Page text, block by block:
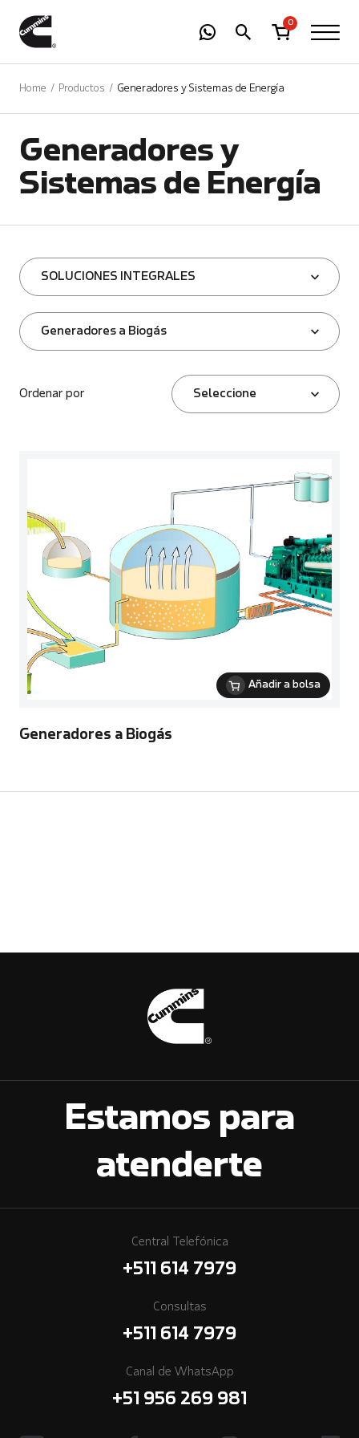
0
Home Productos Generadores y Sistemas de Energía
Generadores y
Sistemas de Energía
SOLUCIONES INTEGRALES
Generadores a Biogás
Ordenar por Seleccione
Añadir a bolsa
Generadores a Biogás
Estamos para
atenderte
Central Telefónica
+511 614 7979
Consultas
+511 614 7979
Canal de WhatsApp
+51 956 269 981